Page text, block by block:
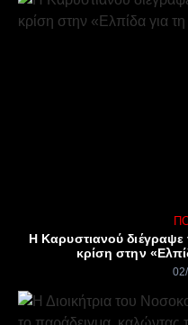
Η Καρυστιανού διέγραψε
κρίση στην